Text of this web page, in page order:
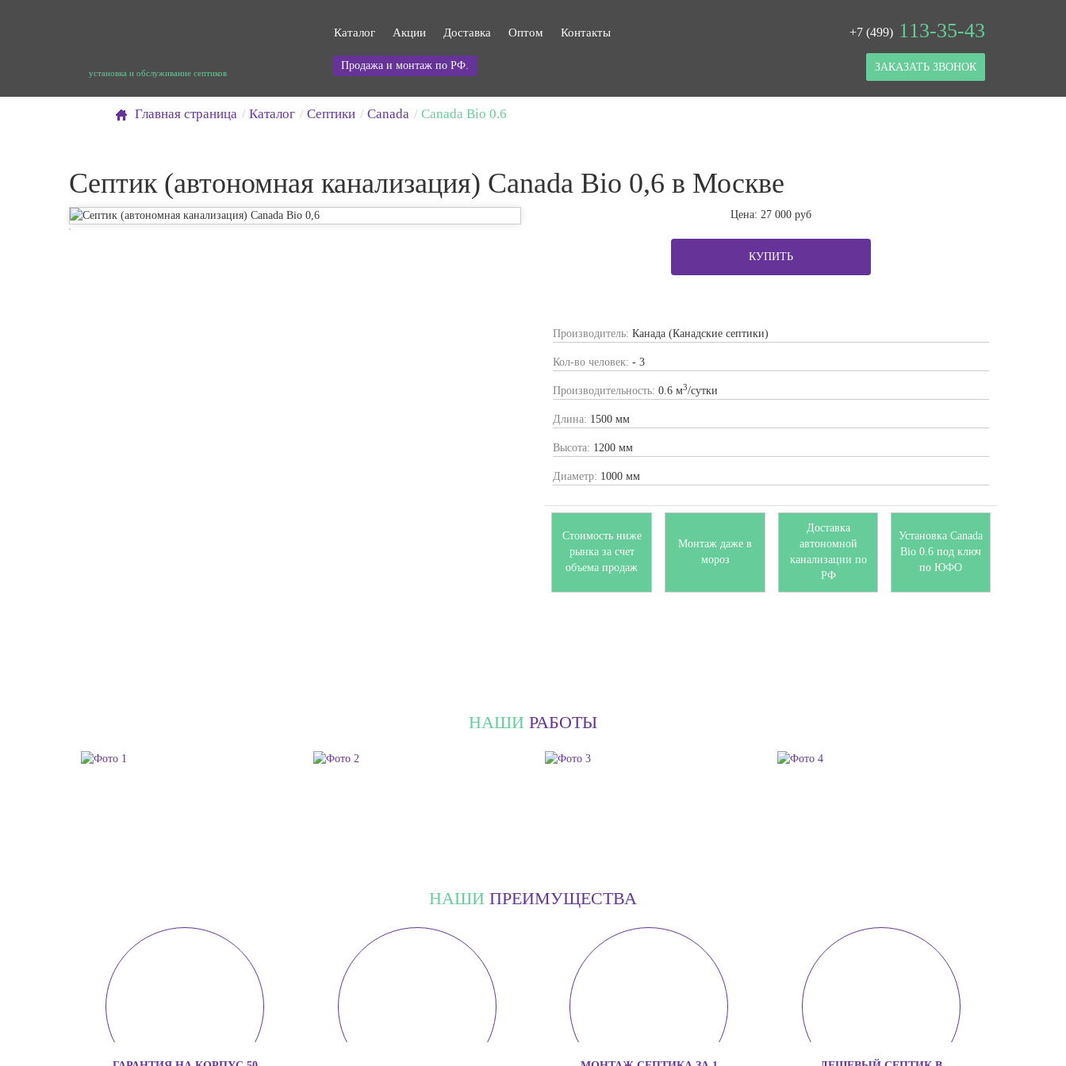
установка и обслуживание септиков
Каталог Акции Доставка Оптом Контакты
Продажа и монтаж по РФ.
+7 (499) 113-35-43
ЗАКАЗАТЬ ЗВОНОК
Главная страница Каталог Септики Canada Canada Bio 0.6
Септик (автономная канализация) Canada Bio 0,6 в Москве
Цена: 27 000 руб
КУПИТЬ
Производитель: Канада (Канадские септики)
Кол-во человек: - 3
Производительность: 0.6 м3/сутки
Длина: 1500 мм
Высота: 1200 мм
Диаметр: 1000 мм
Стоимость ниже
рынка за счет
объема продаж
Монтаж даже в
мороз
Доставка
автономной
канализации по
РФ
Установка Canada
Bio 0.6 под ключ
по ЮФО
НАШИ РАБОТЫ
НАШИ ПРЕИМУЩЕСТВА